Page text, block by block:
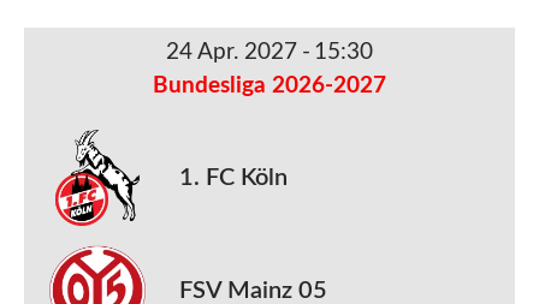
24 Apr. 2027 - 15:30
Bundesliga 2026-2027
1. FC Köln
FSV Mainz 05